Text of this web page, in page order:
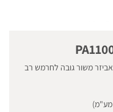
אביזר משור גובה לחרמש רב
מע"מ)